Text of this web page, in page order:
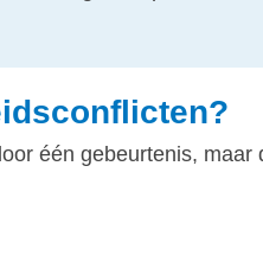
één gebeurtenis, maar